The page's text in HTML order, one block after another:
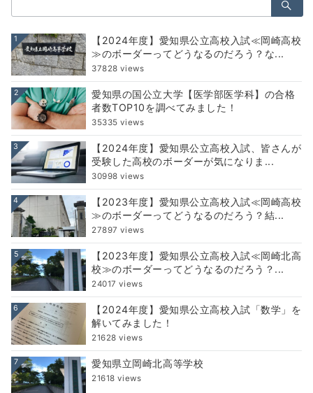
索：
1
【2024年度】愛知県公立高校入試≪岡崎高校
≫のボーダーってどうなるのだろう？な...
37828 views
2
愛知県の国公立大学【医学部医学科】の合格
者数TOP10を調べてみました！
35335 views
3
【2024年度】愛知県公立高校入試、皆さんが
受験した高校のボーダーが気になりま...
30998 views
4
【2023年度】愛知県公立高校入試≪岡崎高校
≫のボーダーってどうなるのだろう？結...
27897 views
5
【2023年度】愛知県公立高校入試≪岡崎北高
校≫のボーダーってどうなるのだろう？...
24017 views
6
【2024年度】愛知県公立高校入試「数学」を
解いてみました！
21628 views
7 愛知県立岡崎北高等学校
21618 views